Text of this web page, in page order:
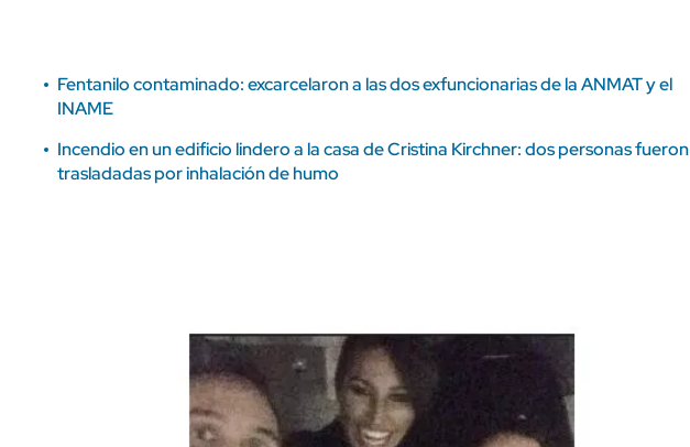
Fentanilo contaminado: excarcelaron a las dos exfuncionarias de la ANMAT y el
INAME
Incendio en un edificio lindero a la casa de Cristina Kirchner: dos personas fueron
trasladadas por inhalación de humo